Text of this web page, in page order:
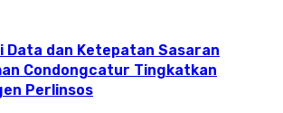
Data dan Ketepatan Sasaran
Condongcatur Tingkatkan
Perlinsos